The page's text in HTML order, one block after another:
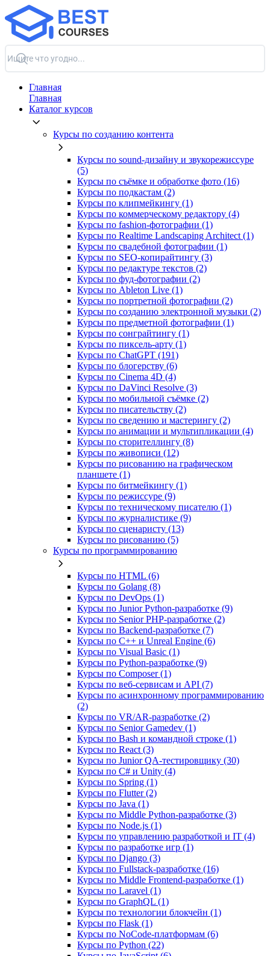
Главная
Главная
Каталог курсов
Курсы по созданию контента
Курсы по sound-дизайну и звукорежиссуре
(5)
Курсы по съёмке и обработке фото (16)
Курсы по подкастам (2)
Курсы по клипмейкингу (1)
Курсы по коммерческому редактору (4)
Курсы по fashion-фотографии (1)
Курсы по Realtime Landscaping Architect (1)
Курсы по свадебной фотографии (1)
Курсы по SEO-копирайтингу (3)
Курсы по редактуре текстов (2)
Курсы по фуд-фотографии (2)
Курсы по Ableton Live (1)
Курсы по портретной фотографии (2)
Курсы по созданию электронной музыки (2)
Курсы по предметной фотографии (1)
Курсы по сонграйтингу (1)
Курсы по пиксель-арту (1)
Курсы по ChatGPT (191)
Курсы по блогерству (6)
Курсы по Cinema 4D (4)
Курсы по DaVinci Resolve (3)
Курсы по мобильной съёмке (2)
Курсы по писательству (2)
Курсы по сведению и мастерингу (2)
Курсы по анимации и мультипликации (4)
Курсы по сторителлингу (8)
Курсы по живописи (12)
Курсы по рисованию на графическом
планшете (1)
Курсы по битмейкингу (1)
Курсы по режиссуре (9)
Курсы по техническому писателю (1)
Курсы по журналистике (9)
Курсы по сценаристу (13)
Курсы по рисованию (5)
Курсы по программированию
Курсы по HTML (6)
Курсы по Golang (8)
Курсы по DevOps (1)
Курсы по Junior Python-разработке (9)
Курсы по Senior PHP-разработке (2)
Курсы по Backend‑разработке (7)
Курсы по C++ и Unreal Engine (6)
Курсы по Visual Basic (1)
Курсы по Python-разработке (9)
Курсы по Composer (1)
Курсы по веб‑сервисам и API (7)
Курсы по асинхронному программированию
(2)
Курсы по VR/AR‑разработке (2)
Курсы по Senior Gamedev (1)
Курсы по Bash и командной строке (1)
Курсы по React (3)
Курсы по Junior QA-тестировщику (30)
Курсы по C# и Unity (4)
Курсы по Spring (1)
Курсы по Flutter (2)
Курсы по Java (1)
Курсы по Middle Python-разработке (3)
Курсы по Node.js (1)
Курсы по управлению разработкой и IT (4)
Курсы по разработке игр (1)
Курсы по Django (3)
Курсы по Fullstack‑разработке (16)
Курсы по Middle Frontend-разработке (1)
Курсы по Laravel (1)
Курсы по GraphQL (1)
Курсы по технологии блокчейн (1)
Курсы по Flask (1)
Курсы по NoCode‑платформам (6)
Курсы по Python (22)